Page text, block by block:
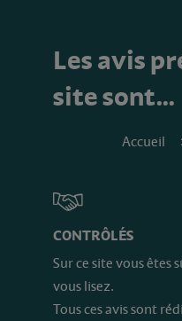
Les avis
site sont…
Accueil
CONTRÔLÉS
Sur ce site vous êtes
vous lisez.
Tous ces avis sont